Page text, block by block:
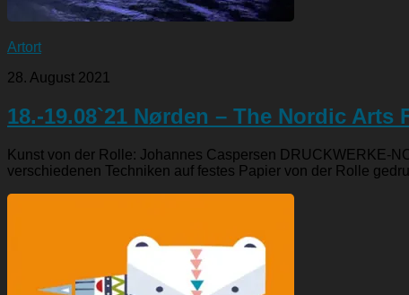
Artort
28. August 2021
18.-19.08`21 Nørden – The Nordic Arts
Kunst von der Rolle: Johannes Caspersen DRUCKWERKE-
verschiedenen Techniken auf festes Papier von der Rolle